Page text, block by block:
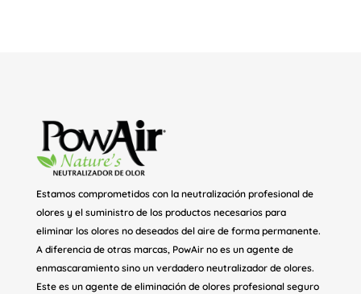
Estamos comprometidos con la neutralización profesional de
olores y el suministro de los productos necesarios para
eliminar los olores no deseados del aire de forma permanente.
A diferencia de otras marcas, PowAir no es un agente de
enmascaramiento sino un verdadero neutralizador de olores.
Este es un agente de eliminación de olores profesional seguro